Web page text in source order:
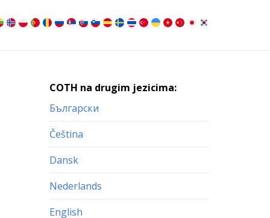
COTH na drugim jezicima:
Български
Čeština
Dansk
Nederlands
English